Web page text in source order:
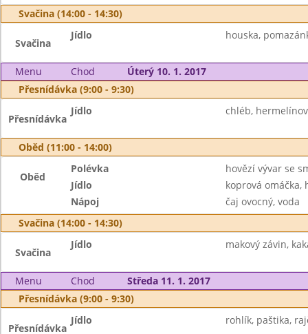
Svačina (14:00 - 14:30)
Svačina
Jídlo houska,
Menu Chod
Úterý 10. 1. 2017
Přesnídávka (9:00 - 9:30)
Přesnídávka
Jídlo chléb,
Oběd (11:00 - 14:00)
Oběd
Polévka
hovězí vývar se
Jídlo
koprová omáčka,
Nápoj
čaj ovocný, voda
Svačina (14:00 - 14:30)
Svačina
Jídlo makový závin,
Menu Chod
Středa 11. 1. 2017
Přesnídávka (9:00 - 9:30)
Přesnídávka
Jídlo rohlík, paštika,